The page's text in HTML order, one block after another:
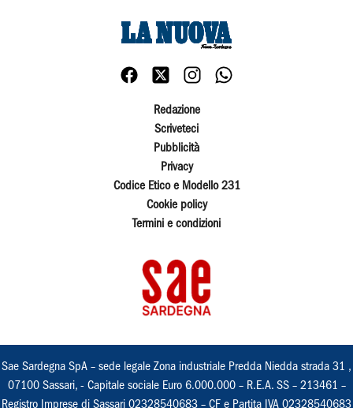
Redazione
Scriveteci
Pubblicità
Privacy
Codice Etico e Modello 231
Cookie policy
Termini e condizioni
Sae Sardegna SpA – sede legale Zona industriale Predda Niedda strada 31 ,
07100 Sassari, - Capitale sociale Euro 6.000.000 – R.E.A. SS – 213461 –
Registro Imprese di Sassari 02328540683 – CF e Partita IVA 02328540683